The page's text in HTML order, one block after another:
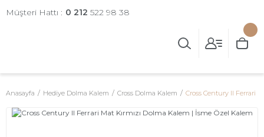
Müşteri Hattı : 0 212 522 98 38
Anasayfa Hediye Dolma Kalem Cross Dolma Kalem Cross Century II Ferrari